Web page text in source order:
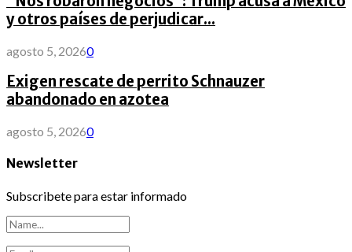
y otros países de perjudicar...
agosto 5, 20260
Exigen rescate de perrito Schnauzer
abandonado en azotea
agosto 5, 20260
Newsletter
Subscribete para estar informado